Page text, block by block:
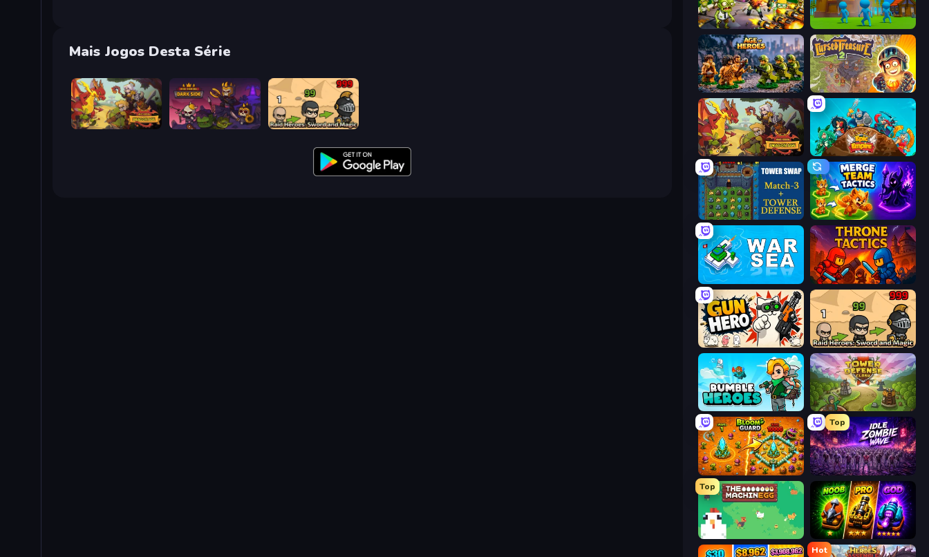
Mais Jogos Desta Série
Raid Heroes: Dragon Age Raid Heroes: Dark Side Raid Heroes: Sword and Magic
Zombies 4 Weapon Merge
Age of Heroes Cursed Treasure 2
Raid Heroes: Dragon Age Epic Empire: Tower Defense
Tower Swap Merge Team Tactics
War Sea Throne Tactics
Gun Hero: Cat Survival Raid Heroes: Sword and Magic
Rumble Heroes Tower Defense Clash
BloomGuard
Top
Idle Zombie Wave: Survivors
Top
The MachinEGG Merge Survival
Hot